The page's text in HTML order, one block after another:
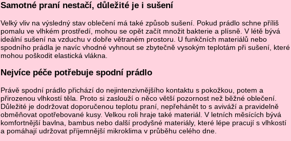
Samotné praní nestačí, důležité je i sušení
Velký vliv na výsledný stav oblečení má také způsob sušení. Pokud prádlo schne příliš
pomalu ve vlhkém prostředí, mohou se opět začít množit bakterie a plísně. V létě bývá
ideální sušení na vzduchu v dobře větraném prostoru. U funkčních materiálů nebo
spodního prádla je navíc vhodné vyhnout se zbytečně vysokým teplotám při sušení, které
mohou poškodit elastická vlákna.
Nejvíce péče potřebuje spodní prádlo
Právě spodní prádlo přichází do nejintenzivnějšího kontaktu s pokožkou, potem a
přirozenou vlhkostí těla. Proto si zaslouží o něco větší pozornost než běžné oblečení.
Důležité je dodržovat doporučenou teplotu praní, nepřehánět to s aviváží a pravidelně
obměňovat opotřebované kusy. Velkou roli hraje také materiál. V letních měsících bývá
komfortnější bavlna, bambus nebo další prodyšné materiály, které lépe pracují s vlhkostí
a pomáhají udržovat příjemnější mikroklima v průběhu celého dne.